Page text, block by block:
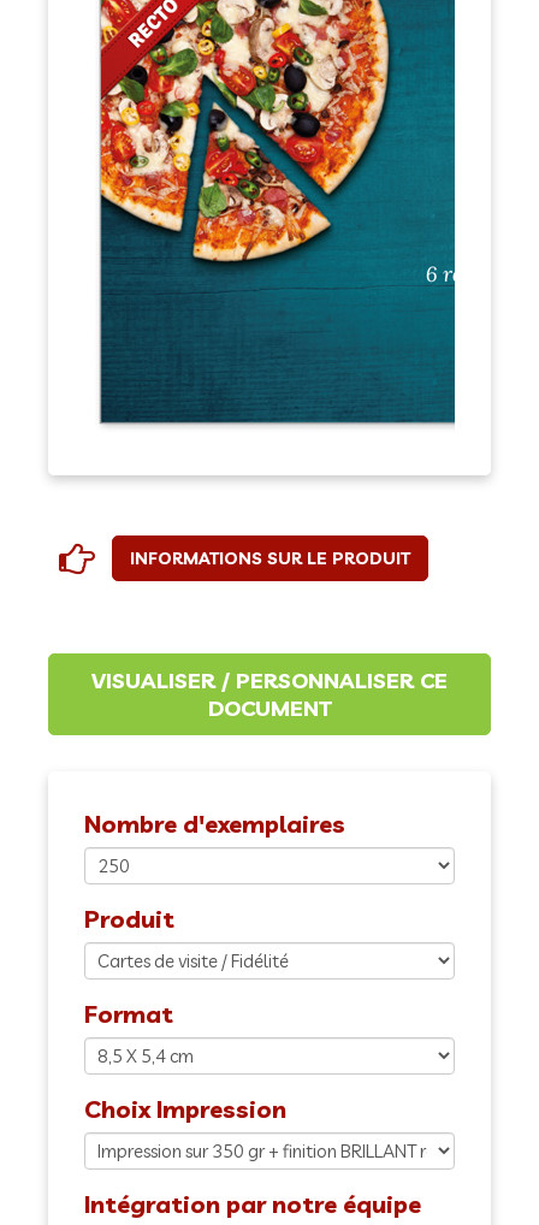
INFORMATIONS SUR LE PRODUIT
Nombre d'exemplaires
Produit
Format
Choix Impression
Intégration par notre équipe